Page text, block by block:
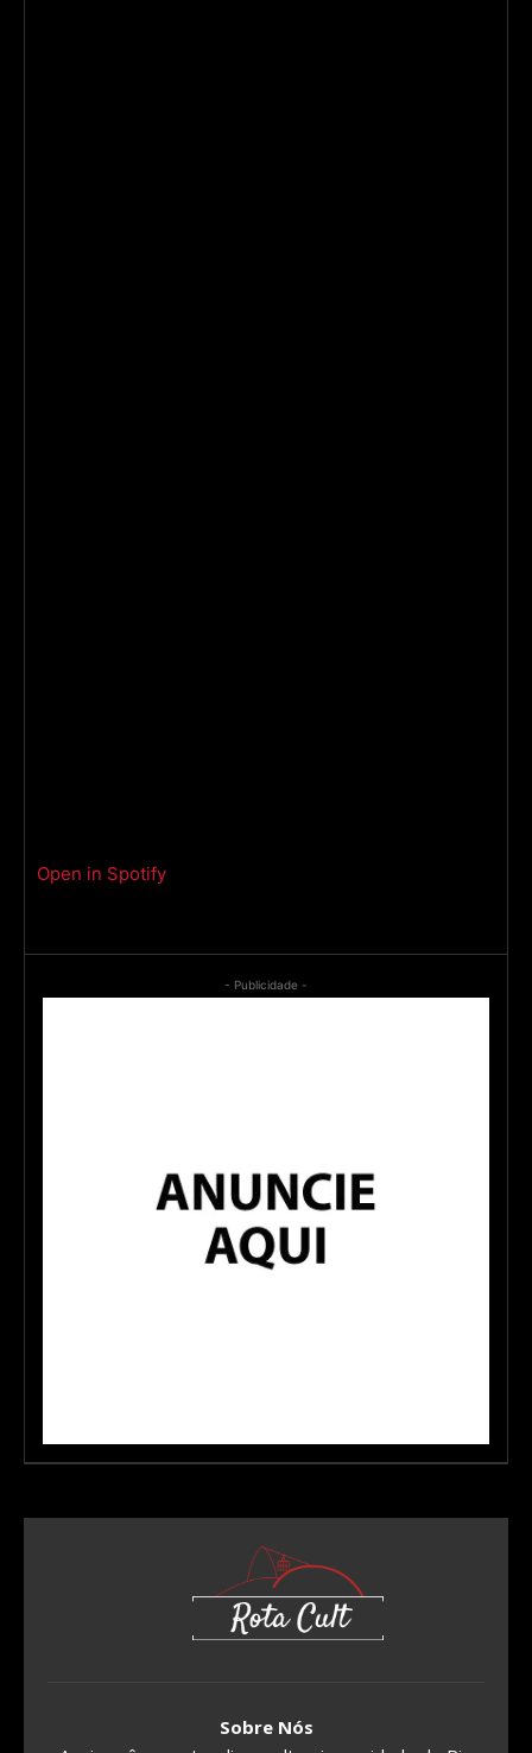
Open in Spotify
- Publicidade -
Sobre Nós